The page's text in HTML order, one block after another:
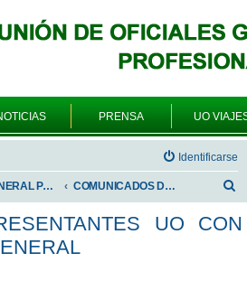
PRENSA UO
Identificarse
FORO GENERAL PARA TODOS LOS USUARIOS COMUNICADOS DE LA UNIÓN DE OFICIALES
s
UO CON